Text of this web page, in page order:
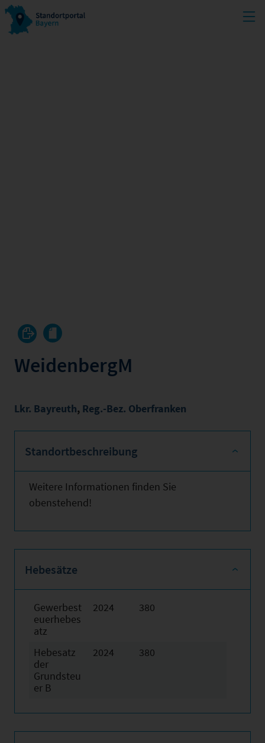
WeidenbergM
Lkr. Bayreuth, Reg.-Bez. Oberfranken
Standortbeschreibung
Weitere Informationen finden Sie
obenstehend!
Hebesätze
Gewerbest
euerhebes
atz
2024 380
Hebesatz
der
Grundsteu
er B
2024 380